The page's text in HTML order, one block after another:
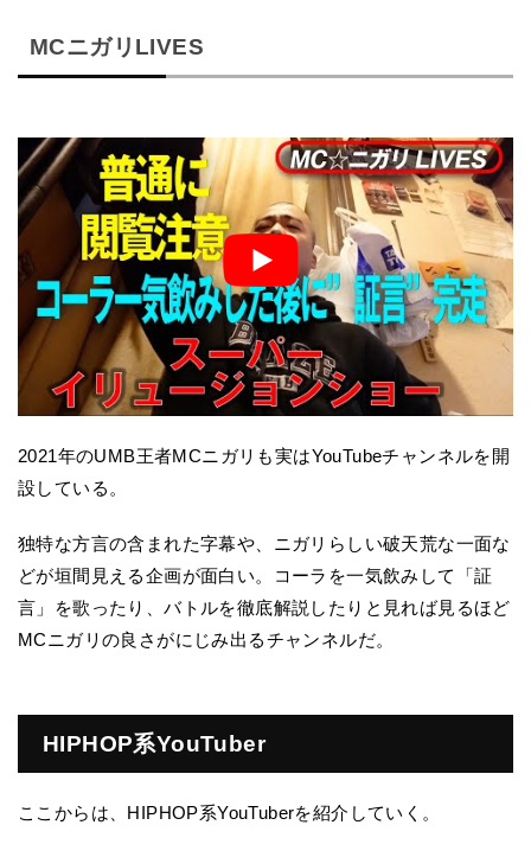
MCニガリLIVES
2021年のUMB王者MCニガリも実はYouTubeチャンネルを開
設している。
独特な方言の含まれた字幕や、ニガリらしい破天荒な一面な
どが垣間見える企画が面白い。コーラを一気飲みして「証
言」を歌ったり、バトルを徹底解説したりと見れば見るほど
MCニガリの良さがにじみ出るチャンネルだ。
HIPHOP系YouTuber
ここからは、HIPHOP系YouTuberを紹介していく。